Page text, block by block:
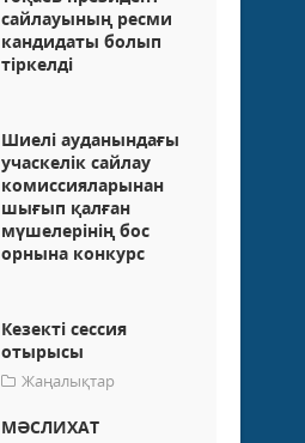
сайлауының ресми
кандидаты болып
тіркелді
Шиелі ауданындағы
учаскелік сайлау
комиссияларынан
шығып қалған
мүшелерінің бос
орнына конкурс
Кезекті сессия
отырысы
Жаңалықтар
МӘСЛИХАТ